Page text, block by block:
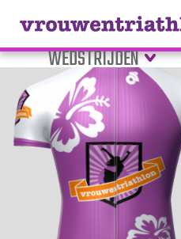
WEDSTRIJDEN
Tag Archive: